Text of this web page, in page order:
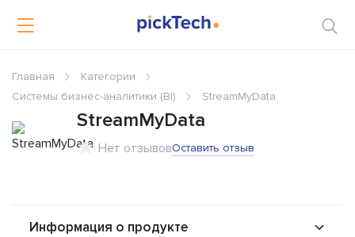
Главная
Категории
Системы бизнес-аналитики (BI)
StreamMyData
StreamMyData
Нет отзывовОставить отзыв
Информация о продукте